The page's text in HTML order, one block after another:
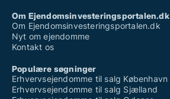
Om Ejendomsinvesteringsportalen.dk
Om Ejendomsinvesteringsportalen.dk
Nyt om ejendomme
Kontakt os
Populære søgninger
Erhvervsejendomme til salg København
Erhvervsejendomme til salg Sjælland